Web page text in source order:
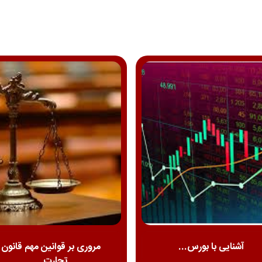
آشنایی با بورس...
مروری بر قوانین مهم قانون